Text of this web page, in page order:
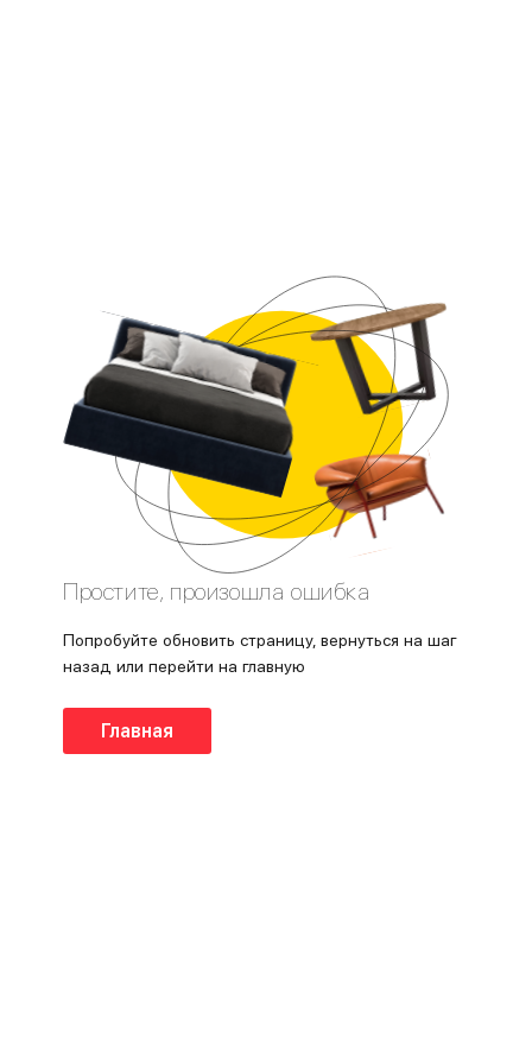
Простите, произошла ошибка
Попробуйте обновить страницу, вернуться на шаг
назад или перейти на главную
Главная